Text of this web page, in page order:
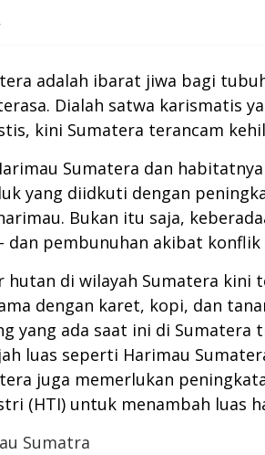
adalah ibarat jiwa bagi
Dialah satwa karismatis
kini Sumatera terancam
Sumatera dan
yang diidkuti dengan
Bukan itu saja,
dan pembunuhan akibat konflik
hutan di wilayah Sumatera
dengan karet, kopi, dan
yang ada saat ini di
luas seperti Harimau
juga memerlukan
(HTI) untuk menambah
Sumatra